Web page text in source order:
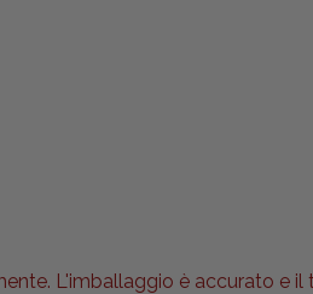
L'imballaggio è accurato e